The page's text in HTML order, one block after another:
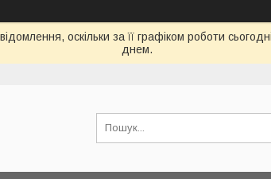
оскільки за її графіком роботи
днем.